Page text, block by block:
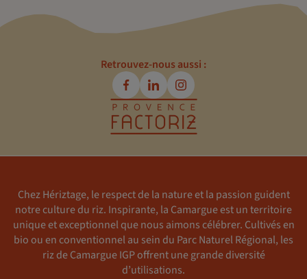
Retrouvez-nous aussi :
Chez Hériztage, le respect de la nature et la passion guident
notre culture du riz. Inspirante, la Camargue est un territoire
unique et exceptionnel que nous aimons célébrer. Cultivés en
bio ou en conventionnel au sein du Parc Naturel Régional, les
riz de Camargue IGP offrent une grande diversité
d’utilisations.